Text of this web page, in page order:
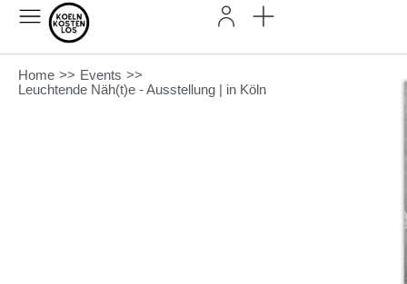
Home >> Events >>
Leuchtende Näh(t)e - Ausstellung | in Köln